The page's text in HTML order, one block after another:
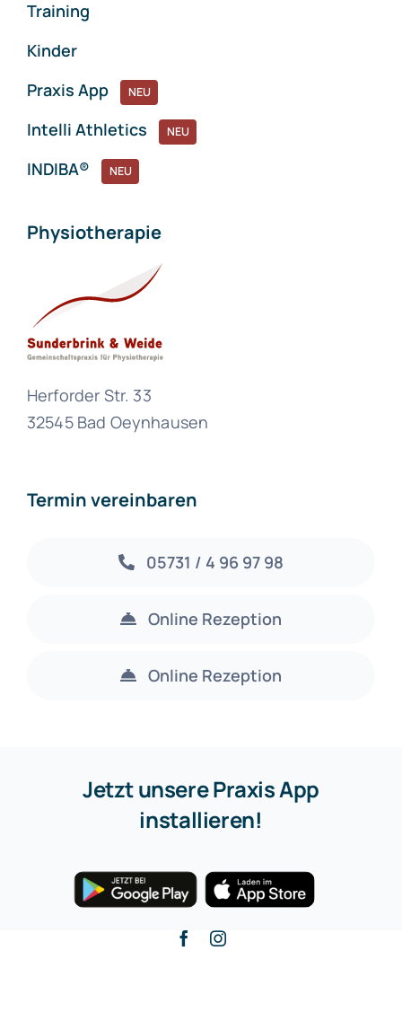
Physiotherapie
Herforder Str. 33
32545 Bad Oeynhausen
Training
Kinder
Praxis App
NEU
Intelli Athletics NEU
INDIBA® NEU
Termin vereinbaren
05731 / 4 96 97 98
Online Rezeption
Online Rezeption
Jetzt unsere Praxis App
installieren!